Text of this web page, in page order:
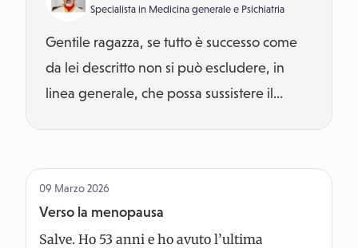
Specialista in Medicina generale e Psichiatria
Gentile ragazza, se tutto è successo come
da lei descritto non si può escludere, in
linea generale, che possa sussistere il...
09 Marzo 2026
Verso la menopausa
Salve. Ho 53 anni e ho avuto l’ultima